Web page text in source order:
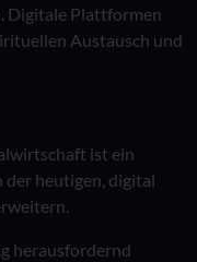
Digitale Plattformen
Austausch und
ist ein
heutigen, digital
herausfordernd